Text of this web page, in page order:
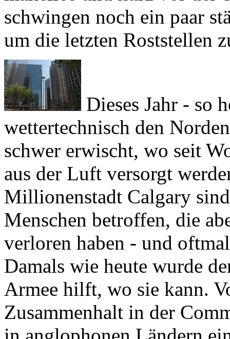
um die letzten Roststellen
wettertechnisch den
schwer erwischt, wo seit
aus der Luft versorgt
Millionenstadt Calgary
Menschen betroffen, die
verloren haben - und
Damals wie heute wurde
Armee hilft, wo sie kann.
Zusammenhalt in der
in anglophonen Ländern
als etwa in Deutschland!